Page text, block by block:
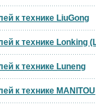
к технике LiuGong
к технике Lonking
к технике Luneng
к технике MANITOU